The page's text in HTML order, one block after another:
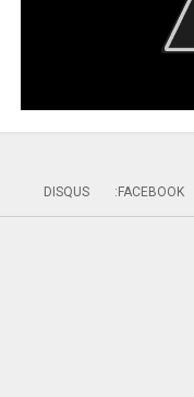
FACEBOOK
:
DISQUS